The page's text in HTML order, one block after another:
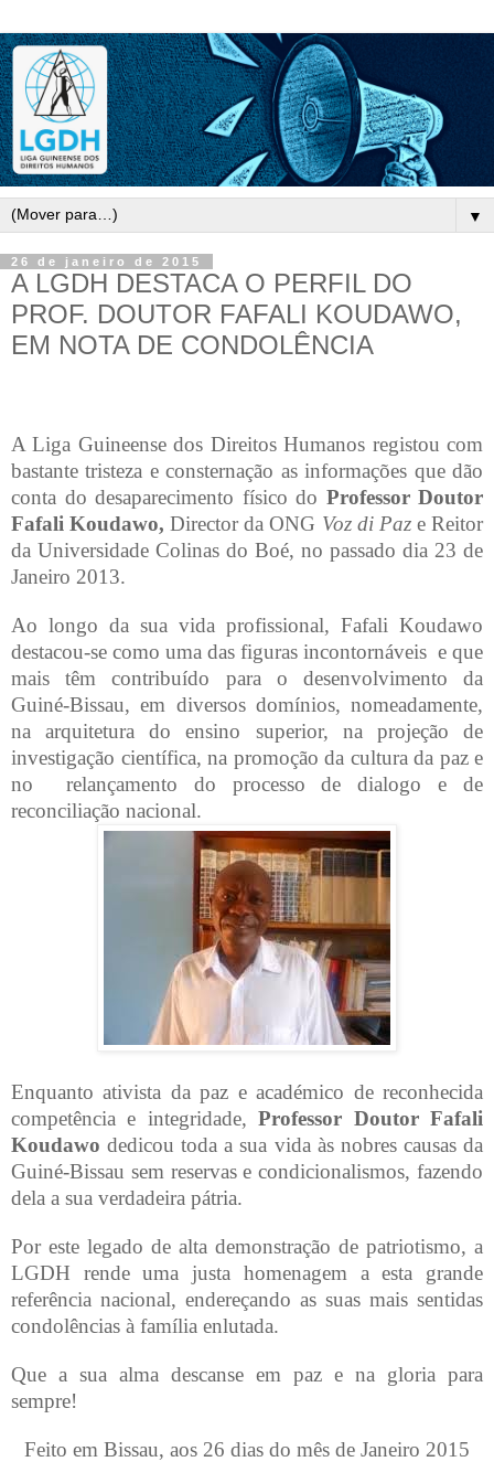
▼
26 de janeiro de 2015
A LGDH DESTACA O PERFIL DO
PROF. DOUTOR FAFALI KOUDAWO,
EM NOTA DE CONDOLÊNCIA
A Liga Guineense dos Direitos Humanos registou com
bastante tristeza e consternação as informações que dão
conta do desaparecimento físico do Professor Doutor
Fafali Koudawo, Director da ONG Voz di Paze Reitor
da Universidade Colinas do Boé, no passado dia 23 de
Janeiro 2013.
Ao longo da sua vida profissional, Fafali Koudawo
destacou-se como uma das figuras incontornáveis e que
mais têm contribuído para o desenvolvimento da
Guiné-Bissau, em diversos domínios, nomeadamente,
na arquitetura do ensino superior, na projeção de
investigação científica, na promoção da cultura da paz e
no
relançamento do processo de dialogo e de
reconciliação nacional.
Enquanto ativista da paz e académico de reconhecida
competência e integridade,Professor Doutor Fafali
Koudawo dedicou toda a sua vida às nobres causas da
Guiné-Bissau sem reservas e condicionalismos, fazendo
dela a sua verdadeira pátria.
Por este legado de alta demonstração de patriotismo, a
LGDH rende uma justa homenagem a esta grande
referência nacional, endereçando as suas mais sentidas
condolências à família enlutada.
Que a sua alma descanse em paz e na gloria para
sempre!
Feito em Bissau, aos 26 dias do mês de Janeiro 2015